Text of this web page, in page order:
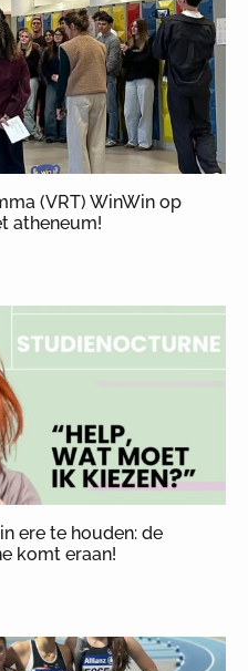
(VRT) WinWin op
atheneum!
ere te houden: de
komt eraan!